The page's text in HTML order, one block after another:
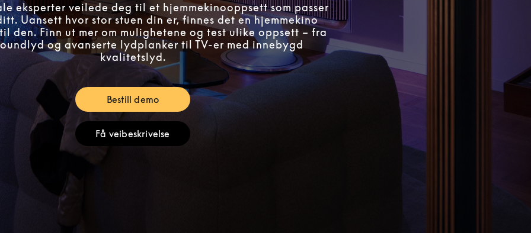
eksperter veilede deg til et hjemmekinooppsett som passer
Uansett hvor stor stuen din er, finnes det en hjemmekino
den. Finn ut mer om mulighetene og test ulike oppsett – fra
og avanserte lydplanker til TV-er med innebygd
kvalitetslyd.
Bestill demoLink Opens in New Tab
Få veibeskrivelseLink Opens in New Tab